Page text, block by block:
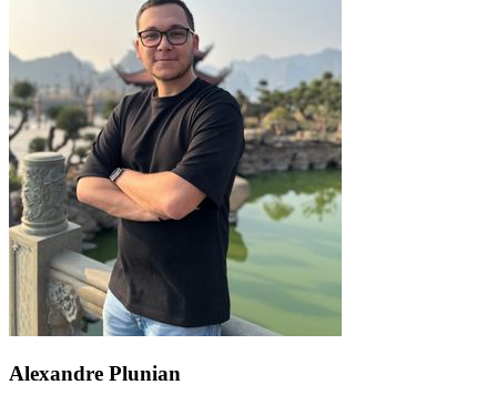
Alexandre Plunian